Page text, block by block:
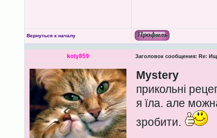
Вернуться к началу
koty859 Заголовок сообщения: Re:
Mystery
прикольні
я їла. але
зробити.